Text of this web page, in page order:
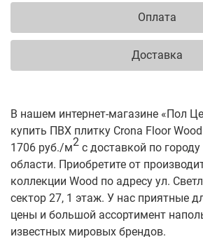
Оплата
Доставка
В нашем интернет-магазине «Пол
купить ПВХ плитку Crona Floor
1706 руб./м2 с доставкой по
области. Приобретите от
коллекции Wood по адресу ул.
сектор 27, 1 этаж. У нас приятные
цены и большой ассортимент
известных мировых брендов.